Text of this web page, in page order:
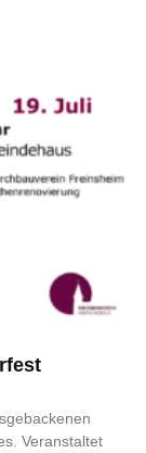
Veranstaltet